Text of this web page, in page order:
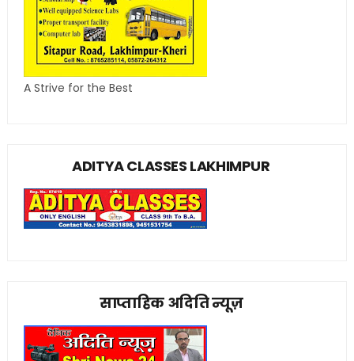
A Strive for the Best
ADITYA CLASSES LAKHIMPUR
साप्ताहिक अदिति न्यूज़